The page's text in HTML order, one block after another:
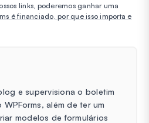
links, poderemos ganhar uma
é financiado, por que isso importa e
e supervisiona o boletim
além de ter um
modelos de formulários